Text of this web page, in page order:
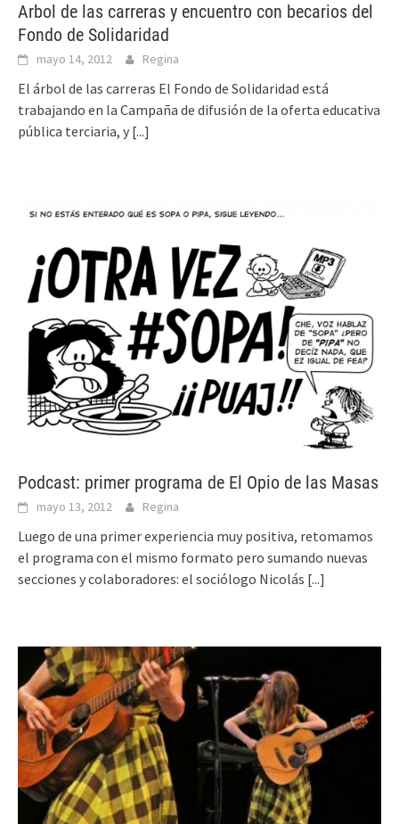
Arbol de las carreras y encuentro con becarios del
Fondo de Solidaridad
mayo 14, 2012 Regina
El árbol de las carreras El Fondo de Solidaridad está
trabajando en la Campaña de difusión de la oferta educativa
pública terciaria, y [...]
Podcast: primer programa de El Opio de las Masas
mayo 13, 2012 Regina
Luego de una primer experiencia muy positiva, retomamos
el programa con el mismo formato pero sumando nuevas
secciones y colaboradores: el sociólogo Nicolás [...]